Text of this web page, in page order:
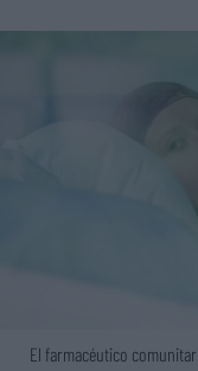
El farmacéutico